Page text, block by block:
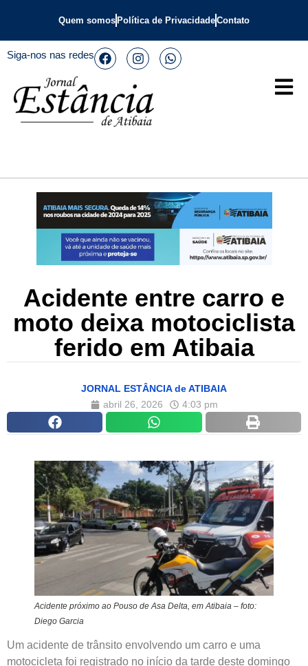
Quem somos Política de PrivacidadeContato
Siga-nos nas redes
Acidente entre carro e
moto deixa motociclista
ferido em Atibaia
JORNAL ESTÂNCIA de ATIBAIA
abril 26, 2026
4:03 pm
Acidente próximo ao Pouso de Asa Delta, em Atibaia – foto:
Diego Garcia
Um acidente de trânsito envolvendo um carro e uma
motocicleta foi registrado no início da tarde deste domingo